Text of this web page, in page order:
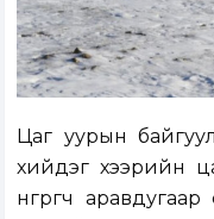
Цаг уурын
хийдэг хээрийн
өнгөрөгч